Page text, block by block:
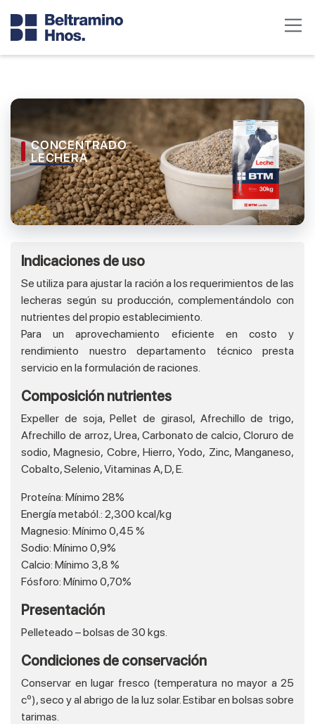
CONCENTRADO
LECHERA
Indicaciones de uso
Se utiliza para ajustar la ración a los requerimientos de las
lecheras según su producción, complementándolo con
nutrientes del propio establecimiento.
Para un aprovechamiento eficiente en costo y
rendimiento nuestro departamento técnico presta
servicio en la formulación de raciones.
Composición nutrientes
Expeller de soja, Pellet de girasol, Afrechillo de trigo,
Afrechillo de arroz, Urea, Carbonato de calcio, Cloruro de
sodio, Magnesio, Cobre, Hierro, Yodo, Zinc, Manganeso,
Cobalto, Selenio, Vitaminas A, D, E.
Proteína: Mínimo 28%
Energía metaból.: 2,300 kcal/kg
Magnesio: Mínimo 0,45 %
Sodio: Mínimo 0,9%
Calcio: Mínimo 3,8 %
Fósforo: Mínimo 0,70%
Presentación
Pelleteado – bolsas de 30 kgs.
Condiciones de conservación
Conservar en lugar fresco (temperatura no mayor a 25
cº), seco y al abrigo de la luz solar. Estibar en bolsas sobre
tarimas.